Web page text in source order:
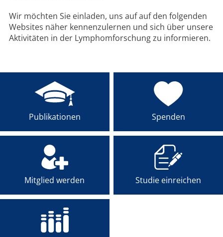
Wir möchten Sie einladen, uns auf auf den folgenden
Websites näher kennenzulernen und sich über unsere
Aktivitäten in der Lymphomforschung zu informieren.
Publikationen Spenden
Mitglied werden Studie einreichen